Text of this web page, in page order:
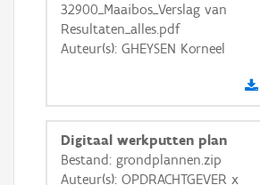
OSM-Basiskaart
Ortho
32900_Maaibos_Verslag van
Resultaten_alles.pdf
Auteur(s): GHEYSEN Korneel
Digitaal werkputten plan
Bestand: grondplannen.zip
Auteur(s): OPDRACHTGEVER x